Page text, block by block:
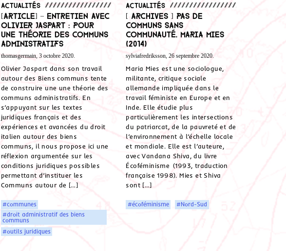
Actualités
[Article] – Entretien avec
Olivier Jaspart : Pour
une théorie des communs
administratifs
thomasgermain, 3 octobre 2020.
Olivier Jaspart dans son travail
autour des Biens communs tente
de construire une une théorie des
communs administratifs. En
s’appuyant sur les textes
juridiques français et des
expériences et avancées du droit
italien autour des biens
communs, il nous propose ici une
réflexion argumentée sur les
conditions juridiques possibles
permettant d’instituer les
Communs autour de […]
#communes
#droit administratif des biens
communs
#outils juridiques
Actualités
[ Archives ] Pas de
communs sans
communauté, Maria Mies
(2014)
sylviafredriksson, 26 septembre 2020.
Maria Mies est une sociologue,
militante, critique sociale
allemande impliquée dans le
travail féministe en Europe et en
Inde. Elle étudie plus
particulièrement les intersections
du patriarcat, de la pauvreté et de
l’environnement à l’échelle locale
et mondiale. Elle est l’auteure,
avec Vandana Shiva, du livre
Écoféminisme (1993, traduction
française 1998). Mies et Shiva
sont […]
#écoféminisme #Nord-Sud